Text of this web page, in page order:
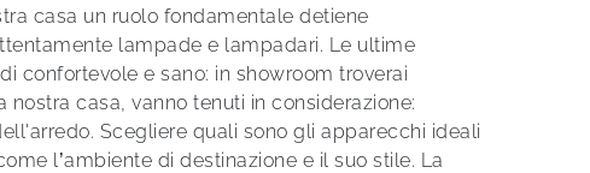
casa un ruolo fondamentale detiene
lampade e lampadari. Le ultime
confortevole e sano: in showroom troverai
casa, vanno tenuti in considerazione:
Scegliere quali sono gli apparecchi ideali
l’ambiente di destinazione e il suo stile. La